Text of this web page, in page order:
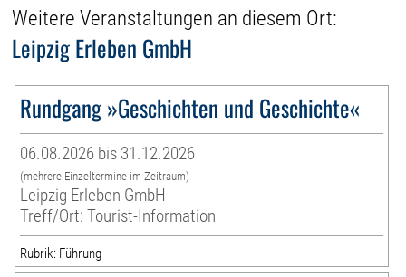
Weitere Veranstaltungen an diesem Ort:
Leipzig Erleben GmbH
Rundgang »Geschichten und Geschichte«
06.08.2026 bis 31.12.2026
(mehrere Einzeltermine im Zeitraum)
Leipzig Erleben GmbH
Treff/Ort: Tourist-Information
Rubrik: Führung